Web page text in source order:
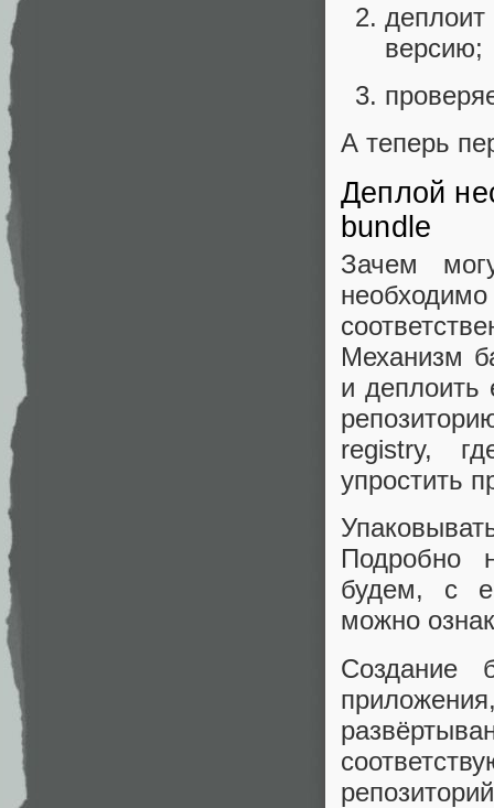
версию;
А теперь
Деплой
bundle
Зачем
Механизм
и деплоить
registry,
упростить
Подробно
будем, с
можно
Создание